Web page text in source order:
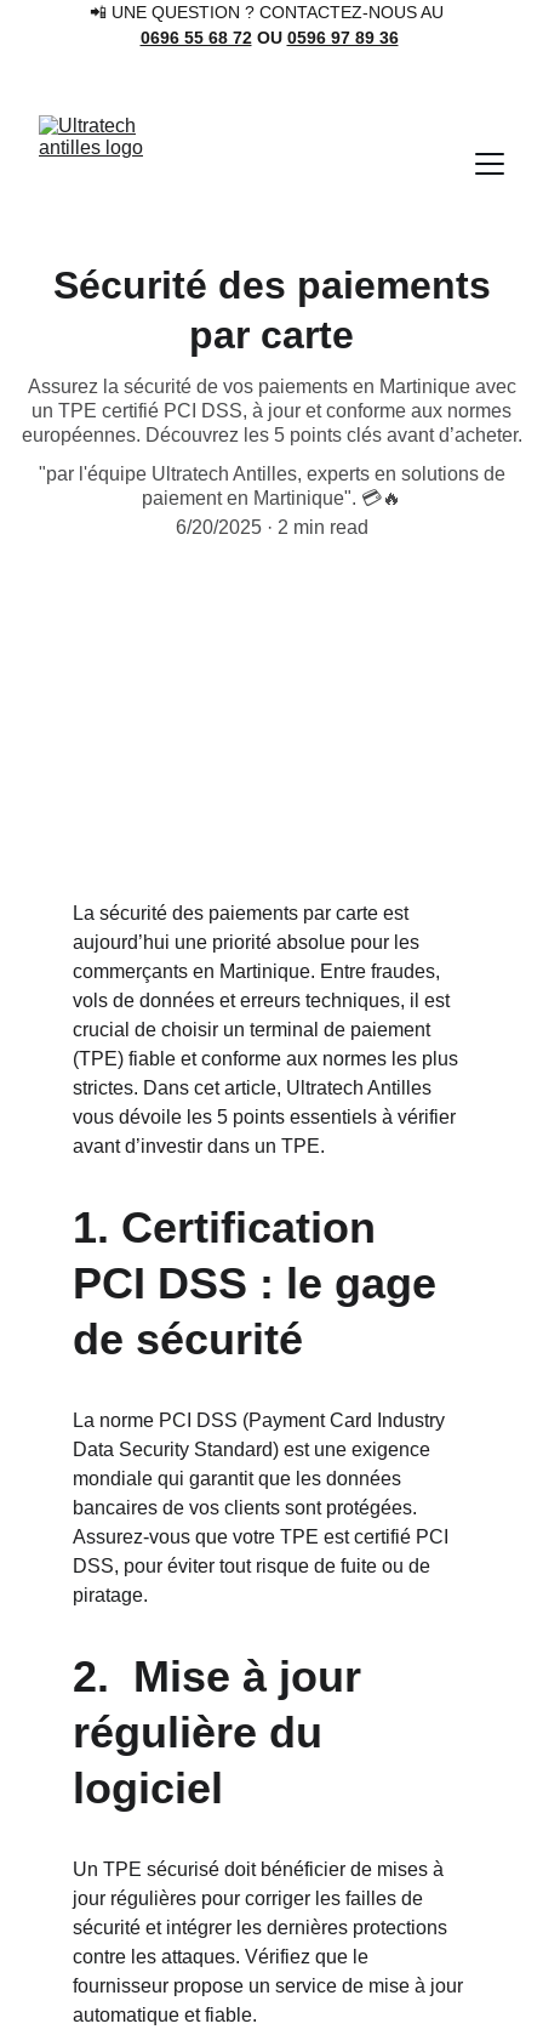
📲 UNE QUESTION ? CONTACTEZ-NOUS AU
0696 55 68 72 OU 0596 97 89 36
Sécurité des paiements
par carte
Assurez la sécurité de vos paiements en Martinique avec
un TPE certifié PCI DSS, à jour et conforme aux normes
européennes. Découvrez les 5 points clés avant d’acheter.
"par l'équipe Ultratech Antilles, experts en solutions de
paiement en Martinique". 💳🔥
6/20/2025
2 min read
La sécurité des paiements par carte est
aujourd’hui une priorité absolue pour les
commerçants en Martinique. Entre fraudes,
vols de données et erreurs techniques, il est
crucial de choisir un terminal de paiement
(TPE) fiable et conforme aux normes les plus
strictes. Dans cet article, Ultratech Antilles
vous dévoile les 5 points essentiels à vérifier
avant d’investir dans un TPE.
1. Certification
PCI DSS : le gage
de sécurité
La norme PCI DSS (Payment Card Industry
Data Security Standard) est une exigence
mondiale qui garantit que les données
bancaires de vos clients sont protégées.
Assurez-vous que votre TPE est certifié PCI
DSS, pour éviter tout risque de fuite ou de
piratage.
2.  Mise à jour
régulière du
logiciel
Un TPE sécurisé doit bénéficier de mises à
jour régulières pour corriger les failles de
sécurité et intégrer les dernières protections
contre les attaques. Vérifiez que le
fournisseur propose un service de mise à jour
automatique et fiable.